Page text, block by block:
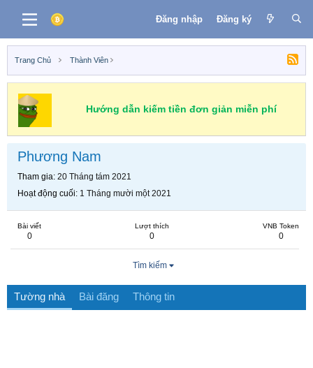
Đăng nhập Đăng ký
Trang Chủ Thành Viên
Hướng dẫn kiếm tiền đơn giản miễn phí
Phương Nam
Tham gia 20 Tháng tám 2021
Hoạt động cuối 1 Tháng mười một 2021
Bài viết
0
Lượt thích
0
VNB Token
0
Tìm kiếm
Tường nhà Bài đăng Thông tin